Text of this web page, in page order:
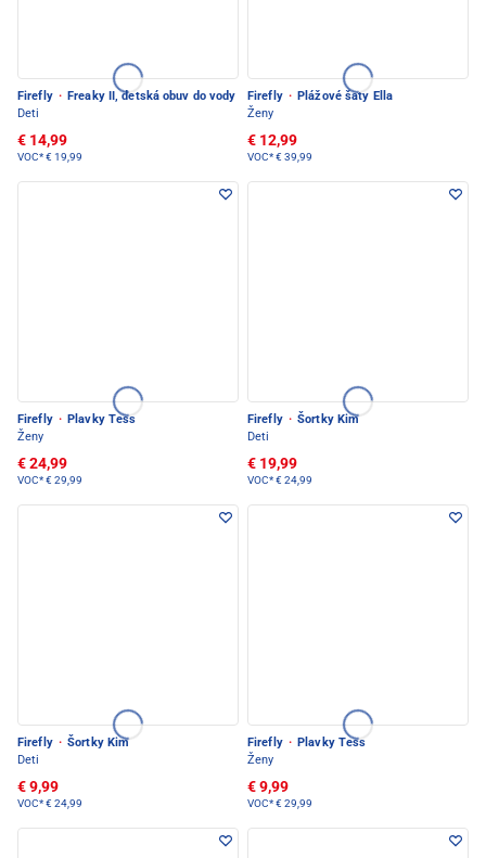
Firefly · Freaky II, detská obuv do vody
Deti
€ 14,99
VOC*€ 19,99
Firefly · Plážové šaty Ella
Ženy
€ 12,99
VOC*€ 39,99
Firefly · Plavky Tess
Ženy
€ 24,99
VOC*€ 29,99
Firefly · Šortky Kim
Deti
€ 19,99
VOC*€ 24,99
Firefly · Šortky Kim
Deti
€ 9,99
VOC*€ 24,99
Firefly · Plavky Tess
Ženy
€ 9,99
VOC*€ 29,99